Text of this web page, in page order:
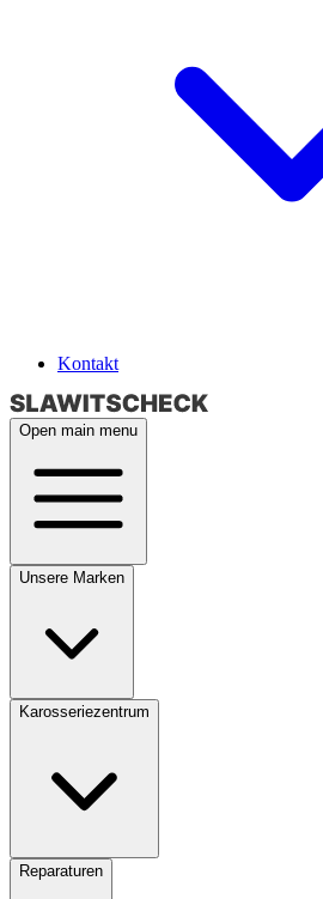
Kontakt
Open main menu
Unsere Marken
Karosseriezentrum
Reparaturen